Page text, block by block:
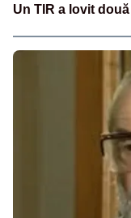
Un TIR a lovit